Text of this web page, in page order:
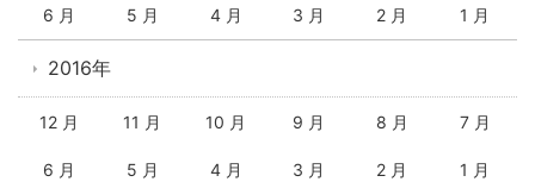
6 月 5 月 4 月 3 月 2 月 1 月
2016年
12 月 11 月 10 月 9 月 8 月 7 月
6 月 5 月 4 月 3 月 2 月 1 月